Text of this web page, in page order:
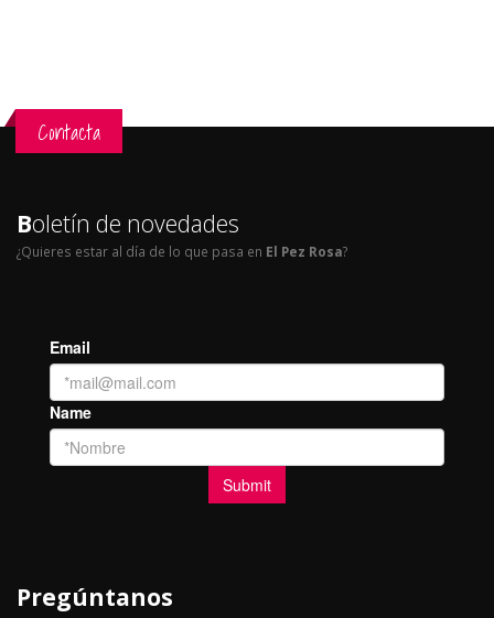
Contacta
Boletín de novedades
¿Quieres estar al día de lo que pasa en El Pez Rosa?
Pregúntanos